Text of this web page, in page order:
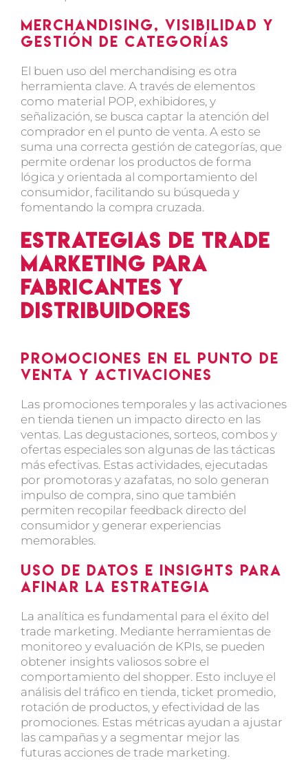
Merchandising, visibilidad y
gestión de categorías
El buen uso del merchandising es otra
herramienta clave. A través de elementos
como material POP, exhibidores, y
señalización, se busca captar la atención del
comprador en el punto de venta. A esto se
suma una correcta gestión de categorías, que
permite ordenar los productos de forma
lógica y orientada al comportamiento del
consumidor, facilitando su búsqueda y
fomentando la compra cruzada.
Estrategias de trade
marketing para
fabricantes y
distribuidores
Promociones en el punto de
venta y activaciones
Las promociones temporales y las activaciones
en tienda tienen un impacto directo en las
ventas. Las degustaciones, sorteos, combos y
ofertas especiales son algunas de las tácticas
más efectivas. Estas actividades, ejecutadas
por promotoras y azafatas, no solo generan
impulso de compra, sino que también
permiten recopilar feedback directo del
consumidor y generar experiencias
memorables.
Uso de datos e insights para
afinar la estrategia
La analítica es fundamental para el éxito del
trade marketing. Mediante herramientas de
monitoreo y evaluación de KPIs, se pueden
obtener insights valiosos sobre el
comportamiento del shopper. Esto incluye el
análisis del tráfico en tienda, ticket promedio,
rotación de productos, y efectividad de las
promociones. Estas métricas ayudan a ajustar
las campañas y a segmentar mejor las
futuras acciones de trade marketing.